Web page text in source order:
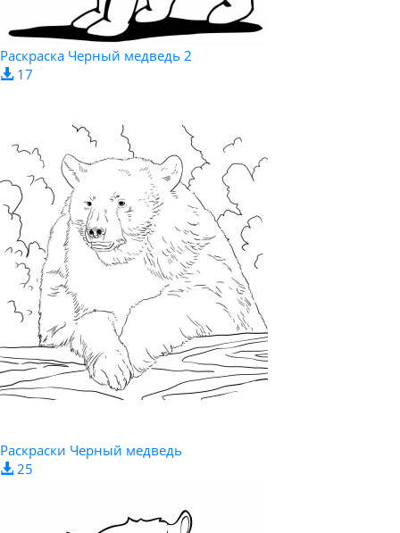
Раскраска Черный медведь 2
17
Раскраски Черный медведь
25